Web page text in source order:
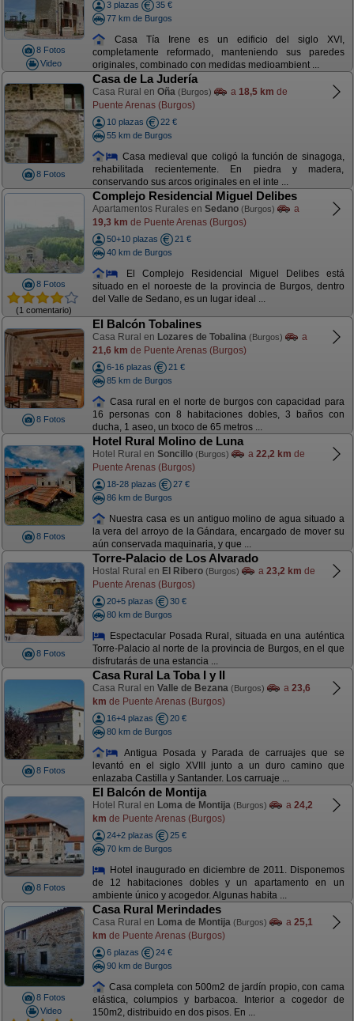
8 Fotos
Video
3 plazas
35 €
77 km de Burgos
Casa Tía Irene es un edificio del siglo XVI,
completamente reformado, manteniendo sus paredes
originales, combinado con medidas medioambient ...
8 Fotos
Casa de La Judería
Casa Rural en Oña (Burgos) a 18,5 km de
Puente Arenas (Burgos)
10 plazas
22 €
55 km de Burgos
Casa medieval que coligó la función de sinagoga,
rehabilitada recientemente. En piedra y madera,
conservando sus arcos originales en el inte ...
8 Fotos
(1 comentario)
Complejo Residencial Miguel Delibes
Apartamentos Rurales en Sedano (Burgos)
a
19,3 km de Puente Arenas (Burgos)
50+10 plazas
21 €
40 km de Burgos
El Complejo Residencial Miguel Delibes está
situado en el noroeste de la provincia de Burgos, dentro
del Valle de Sedano, es un lugar ideal ...
8 Fotos
El Balcón Tobalines
Casa Rural en Lozares de Tobalina (Burgos)
a
21,6 km de Puente Arenas (Burgos)
6-16 plazas
21 €
85 km de Burgos
Casa rural en el norte de burgos con capacidad para
16 personas con 8 habitaciones dobles, 3 baños con
ducha, 1 aseo, un txoco de 65 metros ...
8 Fotos
Hotel Rural Molino de Luna
Hotel Rural en Soncillo (Burgos) a 22,2 km de
Puente Arenas (Burgos)
18-28 plazas
27 €
86 km de Burgos
Nuestra casa es un antiguo molino de agua situado a
la vera del arroyo de la Gándara, encargado de mover su
aún conservada maquinaria, y que ...
8 Fotos
Torre-Palacio de Los Alvarado
Hostal Rural en El Ribero (Burgos) a 23,2 km de
Puente Arenas (Burgos)
20+5 plazas
30 €
80 km de Burgos
Espectacular Posada Rural, situada en una auténtica
Torre-Palacio al norte de la provincia de Burgos, en el que
disfrutarás de una estancia ...
8 Fotos
Casa Rural La Toba I y II
Casa Rural en Valle de Bezana (Burgos) a 23,6
km de Puente Arenas (Burgos)
16+4 plazas
20 €
80 km de Burgos
Antigua Posada y Parada de carruajes que se
levantó en el siglo XVIII junto a un duro camino que
enlazaba Castilla y Santander. Los carruaje ...
8 Fotos
El Balcón de Montija
Hotel Rural en Loma de Montija (Burgos) a 24,2
km de Puente Arenas (Burgos)
24+2 plazas
25 €
70 km de Burgos
Hotel inaugurado en diciembre de 2011. Disponemos
de 12 habitaciones dobles y un apartamento en un
ambiente único y acogedor. Algunas habita ...
8 Fotos
Video
Casa Rural Merindades
Casa Rural en Loma de Montija (Burgos) a 25,1
km de Puente Arenas (Burgos)
6 plazas
24 €
90 km de Burgos
Casa completa con 500m2 de jardín propio, con cama
elástica, columpios y barbacoa. Interior a cogedor de
150m2, distribuido en dos pisos. En ...